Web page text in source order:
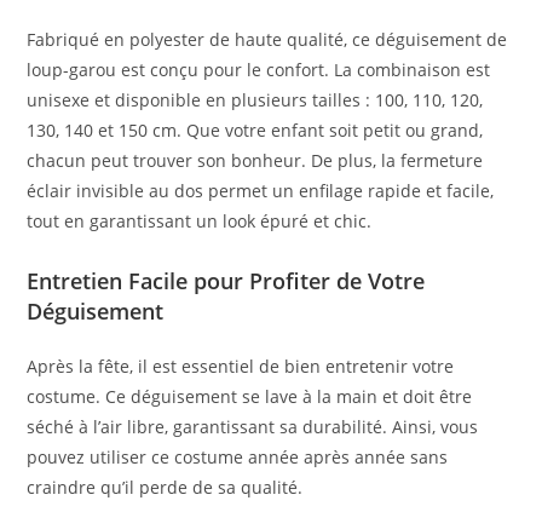
Fabriqué en polyester de haute qualité, ce déguisement de
loup-garou est conçu pour le confort. La combinaison est
unisexe et disponible en plusieurs tailles : 100, 110, 120,
130, 140 et 150 cm. Que votre enfant soit petit ou grand,
chacun peut trouver son bonheur. De plus, la fermeture
éclair invisible au dos permet un enfilage rapide et facile,
tout en garantissant un look épuré et chic.
Entretien Facile pour Profiter de Votre
Déguisement
Après la fête, il est essentiel de bien entretenir votre
costume. Ce déguisement se lave à la main et doit être
séché à l’air libre, garantissant sa durabilité. Ainsi, vous
pouvez utiliser ce costume année après année sans
craindre qu’il perde de sa qualité.